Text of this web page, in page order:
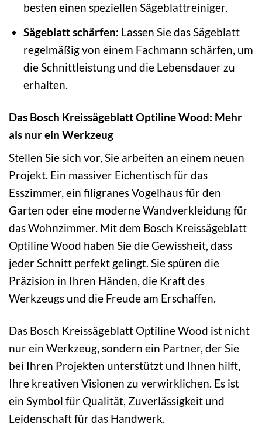
besten einen speziellen Sägeblattreiniger.
Sägeblatt schärfen: Lassen Sie das Sägeblatt
regelmäßig von einem Fachmann schärfen, um
die Schnittleistung und die Lebensdauer zu
erhalten.
Das Bosch Kreissägeblatt Optiline Wood: Mehr
als nur ein Werkzeug
Stellen Sie sich vor, Sie arbeiten an einem neuen
Projekt. Ein massiver Eichentisch für das
Esszimmer, ein filigranes Vogelhaus für den
Garten oder eine moderne Wandverkleidung für
das Wohnzimmer. Mit dem Bosch Kreissägeblatt
Optiline Wood haben Sie die Gewissheit, dass
jeder Schnitt perfekt gelingt. Sie spüren die
Präzision in Ihren Händen, die Kraft des
Werkzeugs und die Freude am Erschaffen.
Das Bosch Kreissägeblatt Optiline Wood ist nicht
nur ein Werkzeug, sondern ein Partner, der Sie
bei Ihren Projekten unterstützt und Ihnen hilft,
Ihre kreativen Visionen zu verwirklichen. Es ist
ein Symbol für Qualität, Zuverlässigkeit und
Leidenschaft für das Handwerk.